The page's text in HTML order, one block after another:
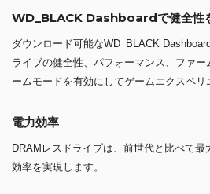
WD_BLACK Dashboardで健全性
ダウンロード可能なWD_BLACK
ライブの健全性、パフォーマンス、ファ
ームモードを有効にしてゲームエクスペリ
電力効率
DRAMレスドライブは、前世代と比べて最
効率を実現します。